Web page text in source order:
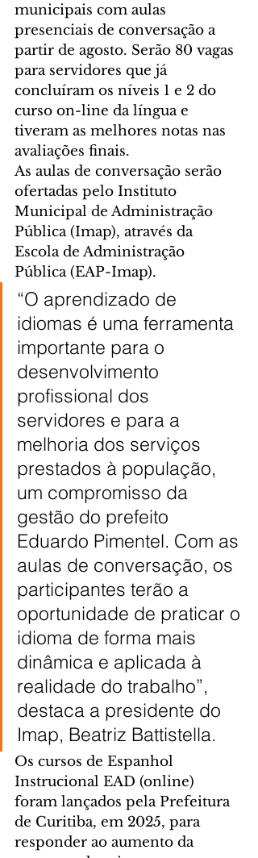
municipais com aulas
presenciais de conversação a
partir de agosto. Serão 80 vagas
para servidores que já
concluíram os níveis 1 e 2 do
curso on-line da língua e
tiveram as melhores notas nas
avaliações finais.
As aulas de conversação serão
ofertadas pelo Instituto
Municipal de Administração
Pública (Imap), através da
Escola de Administração
Pública (EAP-Imap).
“O aprendizado de
idiomas é uma ferramenta
importante para o
desenvolvimento
profissional dos
servidores e para a
melhoria dos serviços
prestados à população,
um compromisso da
gestão do prefeito
Eduardo Pimentel. Com as
aulas de conversação, os
participantes terão a
oportunidade de praticar o
idioma de forma mais
dinâmica e aplicada à
realidade do trabalho”,
destaca a presidente do
Imap, Beatriz Battistella.
Os cursos de Espanhol
Instrucional EAD (online)
foram lançados pela Prefeitura
de Curitiba, em 2025, para
responder ao aumento da